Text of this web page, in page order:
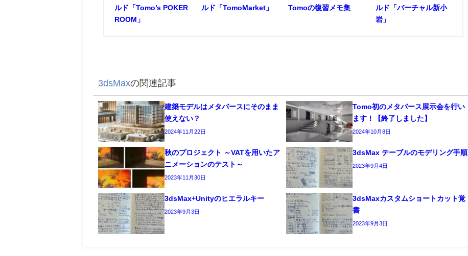
ルド「Tomo’s POKER
ROOM」
ルド「TomoMarket」
Tomoの復習メモ集
ルド「バーチャル新小
岩」
3dsMaxの関連記事
建築モデルはメタバースにそのまま
使えない？
2024年11月22日
Tomo初のメタバース展示会を行い
ます！【終了しました】
2024年10月8日
秋のプロジェクト ～VATを用いたア
ニメーションのテスト～
2023年11月30日
3dsMax テーブルのモデリング手順
2023年9月4日
3dsMax+Unityのヒエラルキー
2023年9月3日
3dsMaxカスタムショートカット覚
書
2023年9月3日